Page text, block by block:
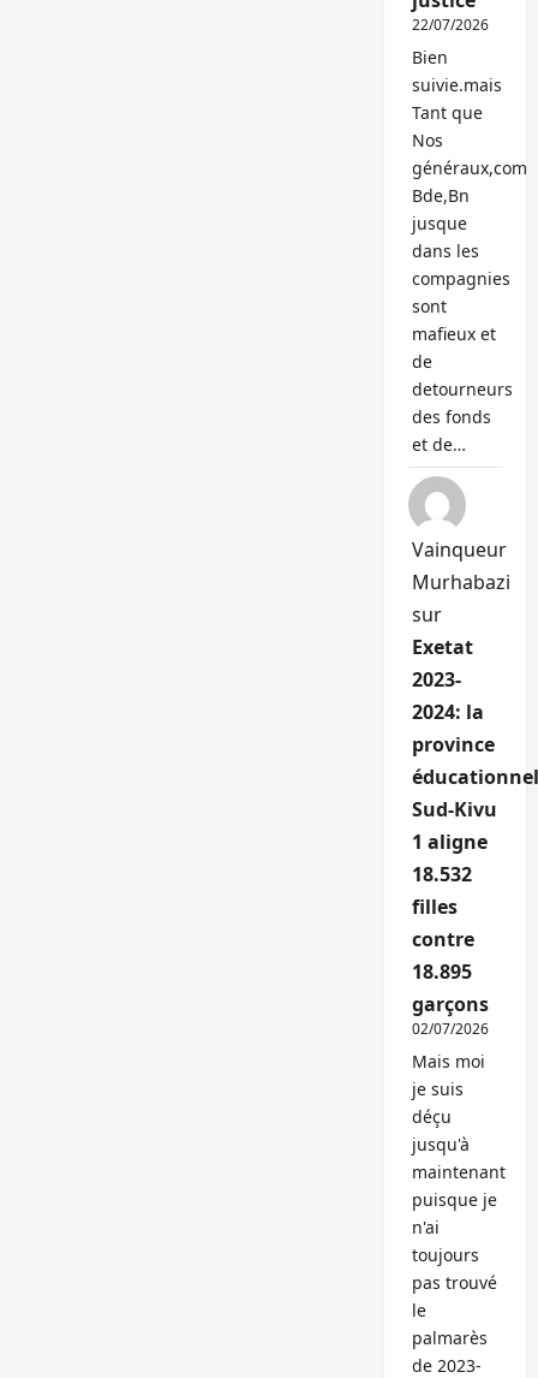
22/07/2026
Bien
suivie.mais
Tant que
Nos
généraux,com
Bde,Bn
jusque
dans les
compagnies
sont
mafieux et
de
detourneurs
des fonds
et de…
Vainqueur
Murhabazi
sur
Exetat
2023-
2024: la
province
Sud-Kivu
1 aligne
18.532
filles
contre
18.895
garçons
02/07/2026
Mais moi
je suis
déçu
jusqu'à
maintenant
puisque je
n'ai
toujours
pas trouvé
le
palmarès
de 2023-